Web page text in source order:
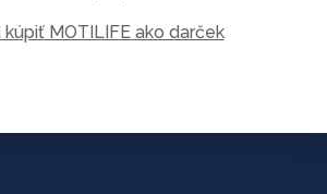
MOTILIFE ako darček